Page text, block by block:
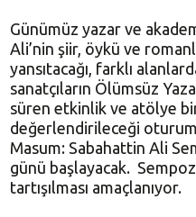
Günümüz yazar ve
Ali’nin şiir, öykü ve
yansıtacağı, farklı
sanatçıların Ölümsüz
süren etkinlik ve atölye
değerlendirileceği
Masum: Sabahattin Ali
günü başlayacak.
tartışılması amaçlanıyor.